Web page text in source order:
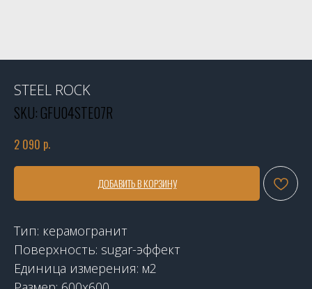
STEEL ROCK
SKU: GFU04STE07R
2 090 р.
ДОБАВИТЬ В КОРЗИНУ
Тип: керамогранит
Поверхность: sugar-эффект
Единица измерения: м2